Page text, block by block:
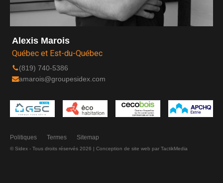
Alexis Marois
Québec et Est-du-Québec
(819) 740-5386
amarois@groupesidex.com
Politiques Termes Sitemap
© Sidex - Tous droits réservés 2026 | Conception de site web par TactikMedia